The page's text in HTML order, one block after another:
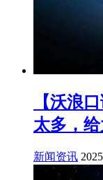
【沃浪
太多，
新闻资讯